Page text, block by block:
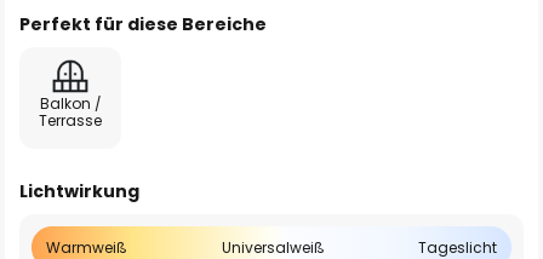
Perfekt für diese Bereiche
Balkon /
Terrasse
Lichtwirkung
Warmweiß Universalweiß Tageslicht